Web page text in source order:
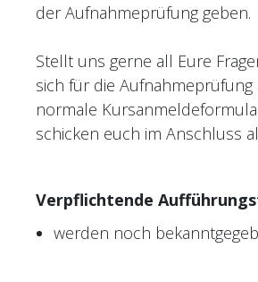
der Aufnahmeprüfung geben.
Stellt uns gerne all Eure
sich für die
normale
schicken euch im Anschluss
Verpflichtende
werden noch